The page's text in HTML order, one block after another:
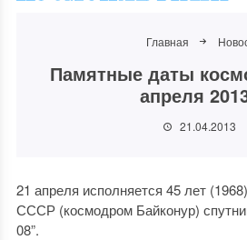
Главная
Памятные даты
апреля
21.04.2013
21 апреля исполняется 45 лет
СССР (космодром Байконур)
08”.